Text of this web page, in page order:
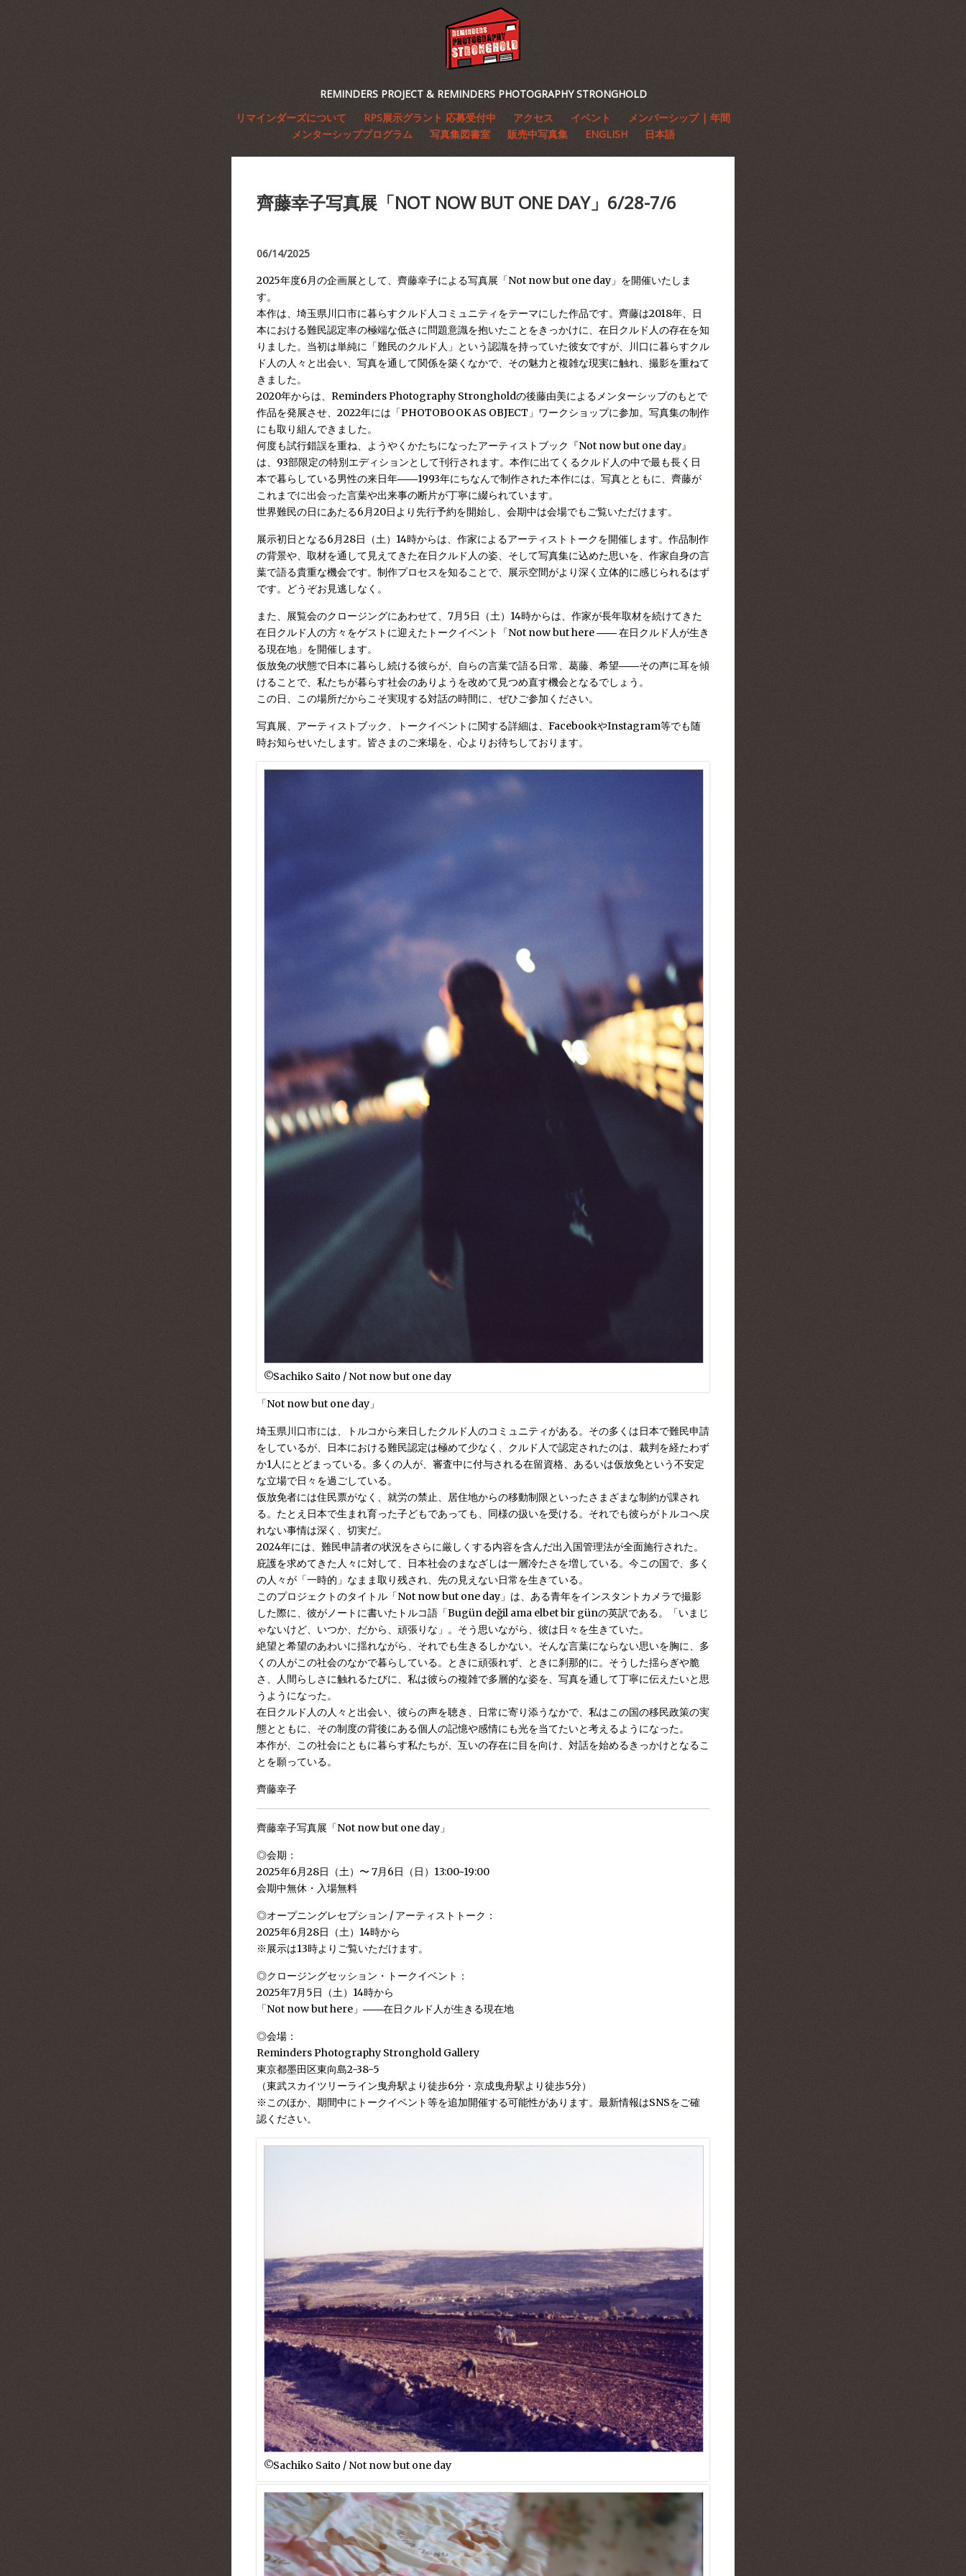
REMINDERS PROJECT & REMINDERS PHOTOGRAPHY STRONGHOLD
リマインダーズについて
RPS展示グラント 応募受付中 アクセス イベント
メンバーシップ | 年間
メンターシッププログラム
写真集図書室 販売中写真集 ENGLISH 日本語
齊藤幸子写真展「NOT NOW BUT ONE DAY」6/28-7/6
06/14/2025
2025年度6月の企画展として、齊藤幸子による写真展「Not now but one day」を開催いたしま
す。
本作は、埼玉県川口市に暮らすクルド人コミュニティをテーマにした作品です。齊藤は2018年、日
本における難民認定率の極端な低さに問題意識を抱いたことをきっかけに、在日クルド人の存在を知
りました。当初は単純に「難民のクルド人」という認識を持っていた彼女ですが、川口に暮らすクル
ド人の人々と出会い、写真を通して関係を築くなかで、その魅力と複雑な現実に触れ、撮影を重ねて
きました。
2020年からは、Reminders Photography Strongholdの後藤由美によるメンターシップのもとで
作品を発展させ、2022年には「PHOTOBOOK AS OBJECT」ワークショップに参加。写真集の制作
にも取り組んできました。
何度も試行錯誤を重ね、ようやくかたちになったアーティストブック『Not now but one day』
は、93部限定の特別エディションとして刊行されます。本作に出てくるクルド人の中で最も長く日
本で暮らしている男性の来日年――1993年にちなんで制作された本作には、写真とともに、齊藤が
これまでに出会った言葉や出来事の断片が丁寧に綴られています。
世界難民の日にあたる6月20日より先行予約を開始し、会期中は会場でもご覧いただけます。
展示初日となる6月28日（土）14時からは、作家によるアーティストトークを開催します。作品制作
の背景や、取材を通して見えてきた在日クルド人の姿、そして写真集に込めた思いを、作家自身の言
葉で語る貴重な機会です。制作プロセスを知ることで、展示空間がより深く立体的に感じられるはず
です。どうぞお見逃しなく。
また、展覧会のクロージングにあわせて、7月5日（土）14時からは、作家が長年取材を続けてきた
在日クルド人の方々をゲストに迎えたトークイベント「Not now but here ―― 在日クルド人が生き
る現在地」を開催します。
仮放免の状態で日本に暮らし続ける彼らが、自らの言葉で語る日常、葛藤、希望――その声に耳を傾
けることで、私たちが暮らす社会のありようを改めて見つめ直す機会となるでしょう。
この日、この場所だからこそ実現する対話の時間に、ぜひご参加ください。
写真展、アーティストブック、トークイベントに関する詳細は、FacebookやInstagram等でも随
時お知らせいたします。皆さまのご来場を、心よりお待ちしております。
©︎Sachiko Saito / Not now but one day
「Not now but one day」
埼玉県川口市には、トルコから来日したクルド人のコミュニティがある。その多くは日本で難民申請
をしているが、日本における難民認定は極めて少なく、クルド人で認定されたのは、裁判を経たわず
か1人にとどまっている。多くの人が、審査中に付与される在留資格、あるいは仮放免という不安定
な立場で日々を過ごしている。
仮放免者には住民票がなく、就労の禁止、居住地からの移動制限といったさまざまな制約が課され
る。たとえ日本で生まれ育った子どもであっても、同様の扱いを受ける。それでも彼らがトルコへ戻
れない事情は深く、切実だ。
2024年には、難民申請者の状況をさらに厳しくする内容を含んだ出入国管理法が全面施行された。
庇護を求めてきた人々に対して、日本社会のまなざしは一層冷たさを増している。今この国で、多く
の人々が「一時的」なまま取り残され、先の見えない日常を生きている。
このプロジェクトのタイトル「Not now but one day」は、ある青年をインスタントカメラで撮影
した際に、彼がノートに書いたトルコ語「Bugün değil ama elbet bir günの英訳である。「いまじ
ゃないけど、いつか、だから、頑張りな」。そう思いながら、彼は日々を生きていた。
絶望と希望のあわいに揺れながら、それでも生きるしかない。そんな言葉にならない思いを胸に、多
くの人がこの社会のなかで暮らしている。ときに頑張れず、ときに刹那的に。そうした揺らぎや脆
さ、人間らしさに触れるたびに、私は彼らの複雑で多層的な姿を、写真を通して丁寧に伝えたいと思
うようになった。
在日クルド人の人々と出会い、彼らの声を聴き、日常に寄り添うなかで、私はこの国の移民政策の実
態とともに、その制度の背後にある個人の記憶や感情にも光を当てたいと考えるようになった。
本作が、この社会にともに暮らす私たちが、互いの存在に目を向け、対話を始めるきっかけとなるこ
とを願っている。
齊藤幸子
齊藤幸子写真展「Not now but one day」
◎会期：
2025年6月28日（土）〜 7月6日（日）13:00~19:00
会期中無休・入場無料
◎オープニングレセプション / アーティストトーク：
2025年6月28日（土）14時から
※展示は13時よりご覧いただけます。
◎クロージングセッション・トークイベント：
2025年7月5日（土）14時から
「Not now but here」――在日クルド人が生きる現在地
◎会場：
Reminders Photography Stronghold Gallery
東京都墨田区東向島2-38-5
（東武スカイツリーライン曳舟駅より徒歩6分・京成曳舟駅より徒歩5分）
※このほか、期間中にトークイベント等を追加開催する可能性があります。最新情報はSNSをご確
認ください。
©︎Sachiko Saito / Not now but one day